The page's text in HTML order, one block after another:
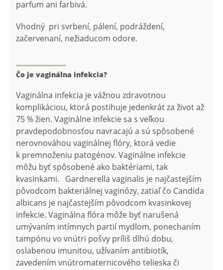
parfum ani farbivá.
Vhodný pri svrbení, pálení, podráždení,
začervenaní, nežiaducom odore.
Čo je vaginálna infekcia?
Vaginálna infekcia je vážnou zdravotnou
komplikáciou, ktorá postihuje jedenkrát za život až
75 % žien. Vaginálne infekcie sa s veľkou
pravdepodobnosťou navracajú a sú spôsobené
nerovnováhou vaginálnej flóry, ktorá vedie
k premnoženiu patogénov. Vaginálne infekcie
môžu byť spôsobené ako baktériami, tak
kvasinkami. Gardnerella vaginalis je najčastejším
pôvodcom bakteriálnej vaginózy, zatiaľ čo Candida
albicans je najčastejším pôvodcom kvasinkovej
infekcie. Vaginálna flóra môže byť narušená
umývaním intímnych partií mydlom, ponechaním
tampónu vo vnútri pošvy príliš dlhú dobu,
oslabenou imunitou, užívaním antibiotík,
zavedením vnútromaternicového telieska či